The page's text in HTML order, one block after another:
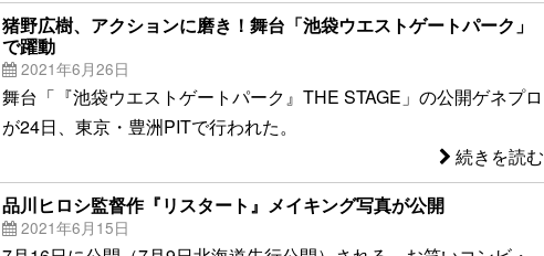
猪野広樹、アクションに磨き！舞台「池袋ウエストゲートパーク」
で躍動
2021年6月26日
舞台「『池袋ウエストゲートパーク』THE STAGE」の公開ゲネプロ
が24日、東京・豊洲PITで行われた。
続きを読む
品川ヒロシ監督作『リスタート』メイキング写真が公開
2021年6月15日